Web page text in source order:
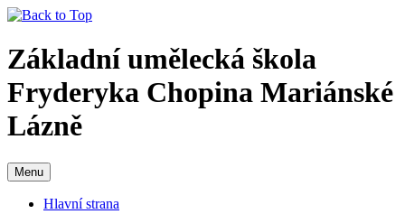
Základní umělecká škola
Fryderyka Chopina Mariánské
Lázně
Menu
Hlavní strana